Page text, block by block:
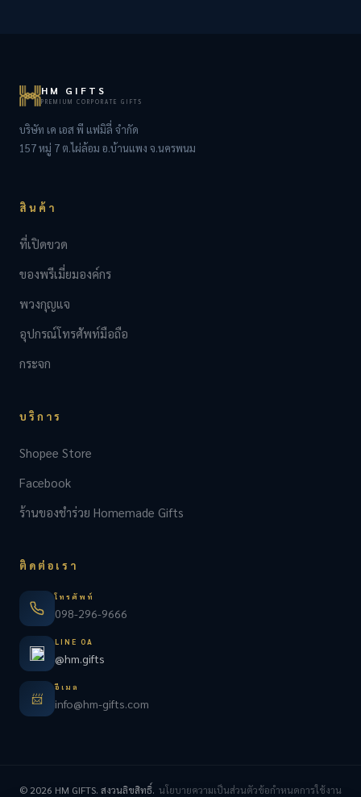
HM GIFTS
PREMIUM CORPORATE GIFTS
บริษัท เค เอส พี แฟมิลี่ จำกัด
157 หมู่ 7 ต.ไผ่ล้อม อ.บ้านแพง จ.นครพนม
สินค้า
ที่เปิดขวด
ของพรีเมี่ยมองค์กร
พวงกุญแจ
อุปกรณ์โทรศัพท์มือถือ
กระจก
บริการ
Shopee Store
Facebook
ร้านของชำร่วย Homemade Gifts
ติดต่อเรา
โทรศัพท์
098-296-9666
LINE OA
@hm.gifts
📨
อีเมล
info@hm-gifts.com
© 2026 HM GIFTS. สงวนลิขสิทธิ์. นโยบายความเป็นส่วนตัวข้อกำหนดการใช้งาน